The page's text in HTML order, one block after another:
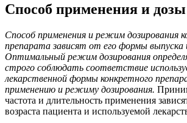
Способ применения и дозы
Способ применения и режим дозирования
препарата зависят от его формы выпуска
Оптимальный режим дозирования
строго соблюдать соответствие
лекарственной формы конкретного
применению и режиму дозирования.
частота и длительность применения
возраста пациента и используемой